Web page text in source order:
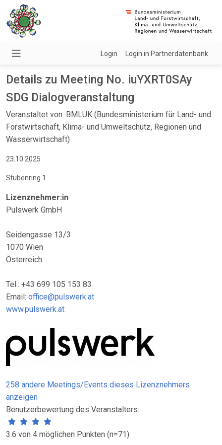
Login Login in Partnerdatenbank
Details zu Meeting No. iuYXRT0SAy
SDG Dialogveranstaltung
Veranstaltet von: BMLUK (Bundesministerium für Land- und
Forstwirtschaft, Klima- und Umweltschutz, Regionen und
Wasserwirtschaft)
23.10.2025
Stubenring 1
Lizenznehmer:in
Pulswerk GmbH
Seidengasse 13/3
1070 Wien
Österreich
Tel.: +43 699 105 153 83
Email: office@pulswerk.at
www.pulswerk.at
258 andere Meetings/Events dieses Lizenznehmers
anzeigen
Benutzerbewertung des Veranstalters:
3.6 von 4 möglichen Punkten (n=71)